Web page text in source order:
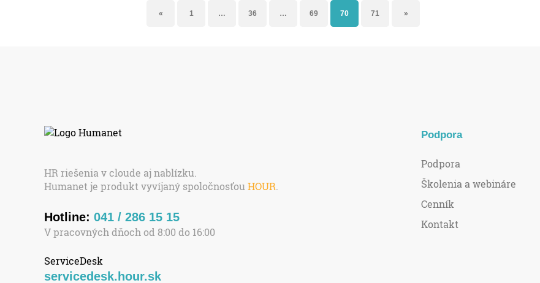
« 1 … 36 … 69 70 71 »
HR riešenia v cloude aj nablízku.
Humanet je produkt vyvíjaný spoločnosťou HOUR.
Hotline: 041 / 286 15 15
V pracovných dňoch od 8:00 do 16:00
ServiceDesk
servicedesk.hour.sk
Podpora
Podpora
Školenia a webináre
Cenník
Kontakt